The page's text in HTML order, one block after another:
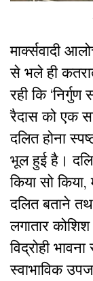
मार्क्सवादी
से भले ही
रही कि ‘
रैदास को एक
दलित होना
भूल हुई है।
किया सो किया,
दलित बताने
लगातार
विद्रोही
स्वाभाविक